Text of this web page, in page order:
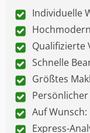
Individuelle
Qualifizierte
Schnelle
Größtes
Auf
Express-